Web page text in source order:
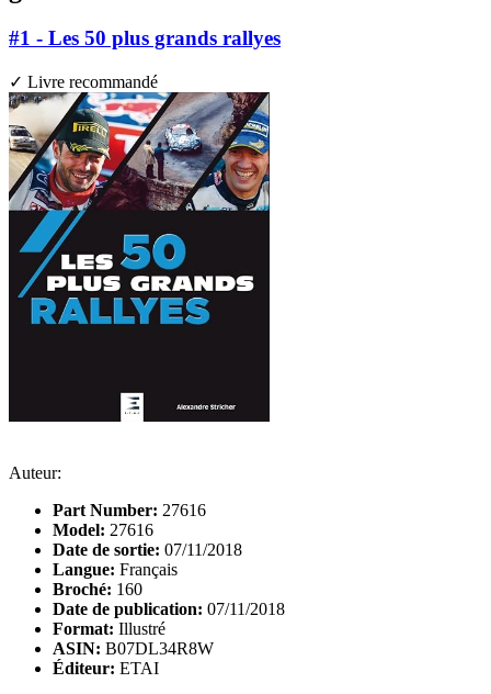
#1 - Les 50 plus grands rallyes
✓ Livre recommandé
Auteur:
Part Number: 27616
Model: 27616
Date de sortie: 07/11/2018
Langue: Français
Broché: 160
Date de publication: 07/11/2018
Format: Illustré
ASIN: B07DL34R8W
Éditeur: ETAI